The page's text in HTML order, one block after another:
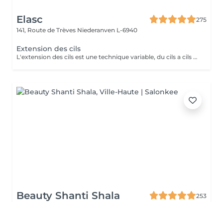
Elasc
275
141, Route de Trèves Niederanven L-6940
Extension des cils
L'extension des cils est une technique variable, du cils a cils pour un effect très discret. Le 2D un effect naturel mais plus dense et le 3D va donner un effect volume. Nous proposons après chaque pose complète au deuxième rendez-vous de faire un remplissage par contre a votre troisième passage de faire une dépose suivi d'une pose complète afin de ne pas abîmer vos cils et d'avoir toujours un résultat parfait. Pour celle encore hésitante ou ayant peur d'être allergique on vous propose de réserver un entretien préalable afin d'en discuter ensemble et de vous mettre quel que cils pour que vous puissiez voir comment vous réagissez.
Beauty Shanti Shala
253